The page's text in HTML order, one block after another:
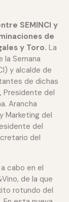
SEMINCI y
de
y Toro. La
la Semana
y alcalde de
de dichas
Presidente del
Arancha
Marketing del
del
del
cabo en el
de la que
rotundo del